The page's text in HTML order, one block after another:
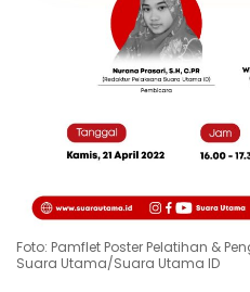
Foto: Pamflet Poster Pelatihan &
Suara Utama/Suara Utama ID